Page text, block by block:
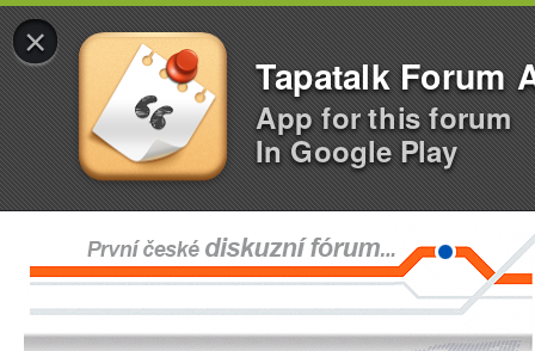
×
Tapatalk Forum
App for this forum
In Google Play